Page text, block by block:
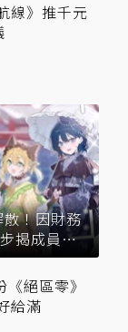
線》推千元
！因財務
揭成員未
絕區零》
給滿